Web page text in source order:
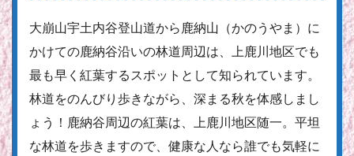
大崩山宇土内谷登山道から鹿納山（かのうやま）に
かけての鹿納谷沿いの林道周辺は、上鹿川地区でも
最も早く紅葉するスポットとして知られています。
林道をのんびり歩きながら、深まる秋を体感しまし
ょう！鹿納谷周辺の紅葉は、上鹿川地区随一。平坦
な林道を歩きますので、健康な人なら誰でも気軽に